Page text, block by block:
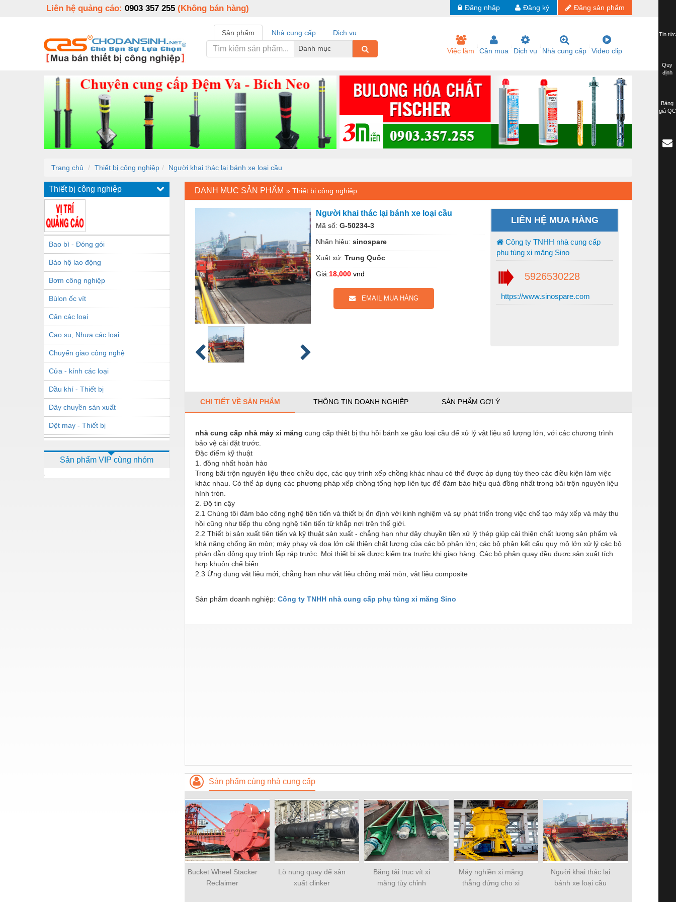
Liên hệ quảng cáo: 0903 357 255 (Không bán hàng) Đăng sản phẩm
Đăng ký
Đăng nhập
Sản phẩm Nhà cung cấp
Dịch vụ
Danh mục
Việc làm Cần mua Dịch vụ Nhà cung cấp Video clip
Trang chủ Thiết bị công nghiệp Người khai thác lại bánh xe loại cầu
Thiết bị công nghiệp
Bao bì - Đóng gói
Bảo hộ lao động
Bơm công nghiệp
Bùlon ốc vít
Cân các loại
Cao su, Nhựa các loại
Chuyển giao công nghệ
Cửa - kính các loại
Dầu khí - Thiết bị
Dây chuyền sản xuất
Dệt may - Thiết bị
Dịch vụ - Thi công
Sản phẩm VIP cùng nhóm
DANH MỤC SẢN PHẨM » Thiết bị công nghiệp
Người khai thác lại bánh xe loại cầu
Mã số: G-50234-3
Nhãn hiệu: sinospare
Xuất xứ: Trung Quốc
Giá:18,000 vnđ
EMAIL MUA HÀNG
LIÊN HỆ MUA HÀNG
Công ty TNHH nhà cung cấp
phụ tùng xi măng Sino
5926530228
https://www.sinospare.com
CHI TIẾT VỀ SẢN PHẨM THÔNG TIN DOANH NGHIỆP SẢN PHẨM GỢI Ý
nhà cung cấp nhà máy xi măng cung cấp thiết bị thu hồi bánh xe gầu loại cầu để xử lý vật liệu số lượng lớn, với các chương trình
bảo vệ cài đặt trước.
Đặc điểm kỹ thuật
1. đồng nhất hoàn hảo
Trong bãi trộn nguyên liệu theo chiều dọc, các quy trình xếp chồng khác nhau có thể được áp dụng tùy theo các điều kiện làm việc
khác nhau. Có thể áp dụng các phương pháp xếp chồng tổng hợp liên tục để đảm bảo hiệu quả đồng nhất trong bãi trộn nguyên liệu
hình tròn.
2. Độ tin cậy
2.1 Chúng tôi đảm bảo công nghệ tiên tiến và thiết bị ổn định với kinh nghiệm và sự phát triển trong việc chế tạo máy xếp và máy thu
hồi cũng như tiếp thu công nghệ tiên tiến từ khắp nơi trên thế giới.
2.2 Thiết bị sản xuất tiên tiến và kỹ thuật sản xuất - chẳng hạn như dây chuyền tiền xử lý thép giúp cải thiện chất lượng sản phẩm và
khả năng chống ăn mòn; máy phay và doa lớn cải thiện chất lượng của các bộ phận lớn; các bộ phận kết cấu quy mô lớn xử lý các bộ
phận dẫn động quy trình lắp ráp trước. Mọi thiết bị sẽ được kiểm tra trước khi giao hàng. Các bộ phận quay đều được sản xuất tích
hợp khuôn chế biến.
2.3 Ứng dụng vật liệu mới, chẳng hạn như vật liệu chống mài mòn, vật liệu composite
Sản phẩm doanh nghiệp: Công ty TNHH nhà cung cấp phụ tùng xi măng Sino
Sản phẩm cùng nhà cung cấp
Bucket Wheel Stacker
Reclaimer
Lò nung quay để sản
xuất clinker
Băng tải trục vít xi
măng tùy chỉnh
Máy nghiền xi măng
thẳng đứng cho xi
Người khai thác lại
bánh xe loại cầu
Tin tức
Quy
định
Bảng
giá QC